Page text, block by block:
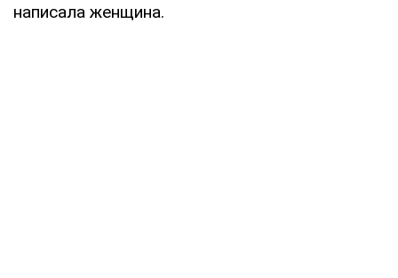
написала женщина.